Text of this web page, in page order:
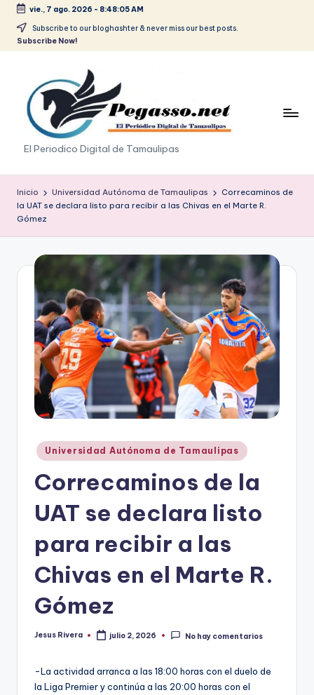
Saltar
vie., 7 ago. 2026 - 8:48:05 AM
Subscribe to our bloghashter & never miss our best posts.
Subscribe Now!
p
e
g
a
s
o
p
El Periodico Digital de Tamaulipas
Inicio Universidad Autónoma de Tamaulipas
Correcaminos de
la UAT se declara listo para recibir a las Chivas en el Marte R.
Gómez
Publicado
en
Universidad Autónoma de Tamaulipas
Correcaminos de la
UAT se declara listo
para recibir a las
Chivas en el Marte R.
Gómez
Publicado
Jesus Rivera julio 2, 2026 No hay comentarios
-La actividad arranca a las 18:00 horas con el duelo de
la Liga Premier y continúa a las 20:00 horas con el